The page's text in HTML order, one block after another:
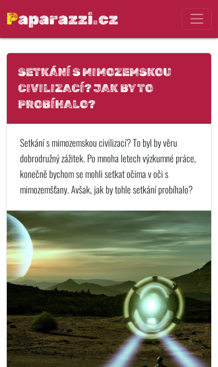
Paparazzi.cz
SETKÁNÍ S MIMOZEMSKOU
CIVILIZACÍ? JAK BY TO
PROBÍHALO?
Setkání s mimozemskou civilizací? To byl by věru
dobrodružný zážitek. Po mnoha letech výzkumné práce,
konečně bychom se mohli setkat očima v oči s
mimozemšťany. Avšak, jak by tohle setkání probíhalo?